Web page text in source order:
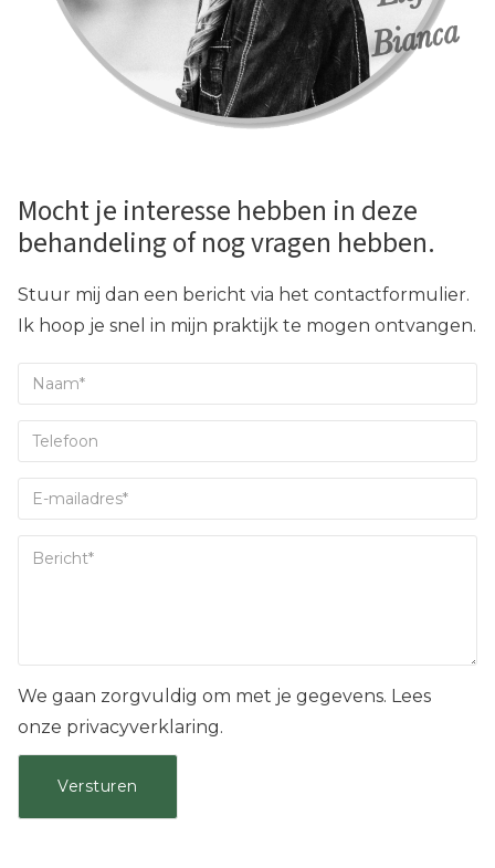
Mocht je interesse hebben in deze
behandeling of nog vragen hebben.
Stuur mij dan een bericht via het contactformulier.
Ik hoop je snel in mijn praktijk te mogen ontvangen.
We gaan zorgvuldig om met je gegevens. Lees
onze privacyverklaring.